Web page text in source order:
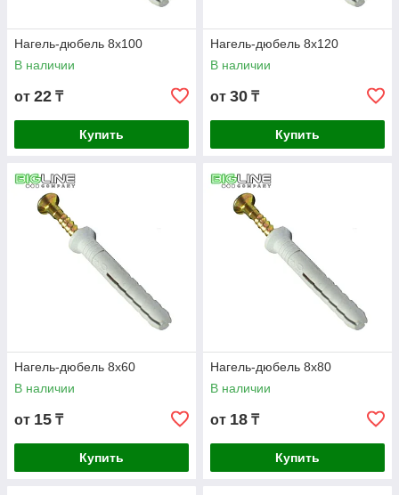
Нагель-дюбель 8х100
В наличии
от 22 ₸
Купить
Нагель-дюбель 8х120
В наличии
от 30 ₸
Купить
Нагель-дюбель 8х60
В наличии
от 15 ₸
Купить
Нагель-дюбель 8х80
В наличии
от 18 ₸
Купить